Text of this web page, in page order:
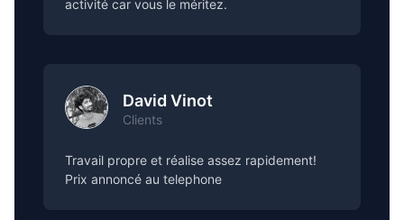
activité car vous le méritez.
David Vinot
Clients
Travail propre et réalise assez rapidement!
Prix annoncé au telephone